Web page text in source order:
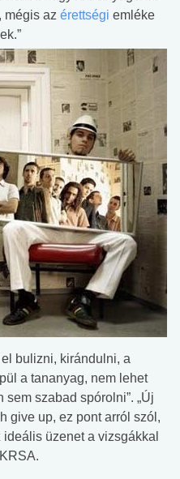
mégis az érettségi emléke
bulizni, kirándulni, a
a tananyag, nem lehet
szabad spórolni”. „Új
give up, ez pont arról szól,
üzenet a vizsgákkal